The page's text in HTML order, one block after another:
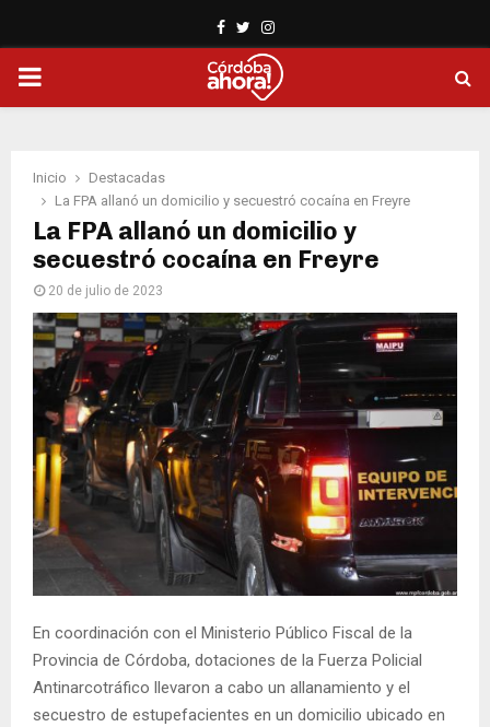
Facebook
TwitterInstagram
PRIMARY
Inicio
Destacadas
La FPA allanó un domicilio y secuestró cocaína en Freyre
La FPA allanó un domicilio y
secuestró cocaína en Freyre
20 de julio de 2023
En coordinación con el Ministerio Público Fiscal de la
Provincia de Córdoba, dotaciones de la Fuerza Policial
Antinarcotráfico llevaron a cabo un allanamiento y el
secuestro de estupefacientes en un domicilio ubicado en